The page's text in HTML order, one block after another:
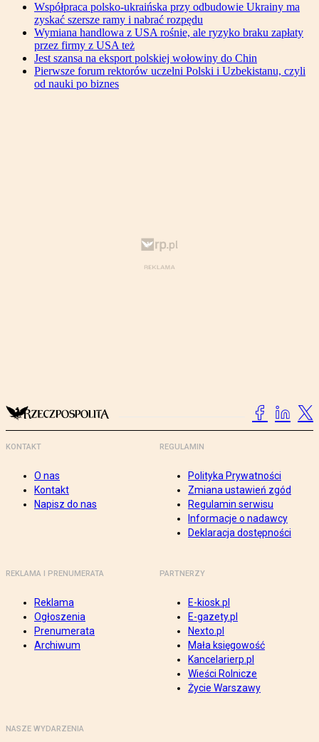
Współpraca polsko-ukraińska przy odbudowie Ukrainy ma
zyskać szersze ramy i nabrać rozpędu
Wymiana handlowa z USA rośnie, ale ryzyko braku zapłaty
przez firmy z USA też
Jest szansa na eksport polskiej wołowiny do Chin
Pierwsze forum rektorów uczelni Polski i Uzbekistanu, czyli
od nauki po biznes
KONTAKT
O nas
Kontakt
Napisz do nas
REGULAMIN
Polityka Prywatności
Zmiana ustawień zgód
Regulamin serwisu
Informacje o nadawcy
Deklaracja dostępności
REKLAMA I PRENUMERATA
Reklama
Ogłoszenia
Prenumerata
Archiwum
PARTNERZY
E-kiosk.pl
E-gazety.pl
Nexto.pl
Mała księgowość
Kancelarierp.pl
Wieści Rolnicze
Życie Warszawy
NASZE WYDARZENIA